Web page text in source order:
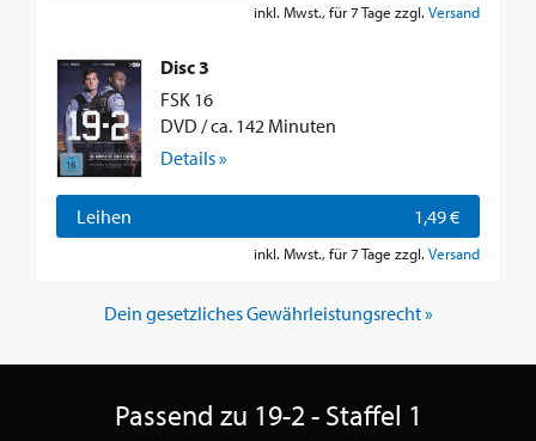
inkl. Mwst., für 7 Tage zzgl. Versand
Disc 3
FSK 16
DVD / ca. 142 Minuten
Details »
Leihen 1,49 €
inkl. Mwst., für 7 Tage zzgl. Versand
Dein gesetzliches Gewährleistungsrecht »
Passend zu 19-2 - Staffel 1